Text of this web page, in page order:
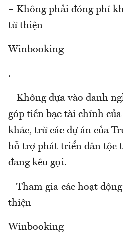
– Không phải đóng phí
từ thiện
Winbooking
.
– Không dựa vào danh
góp tiền bạc tài chính
khác, trừ các dự án của
hỗ trợ phát triển dân tộc
đang kêu gọi.
– Tham gia các hoạt
thiện
Winbooking